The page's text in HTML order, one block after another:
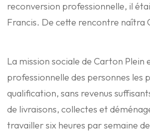
reconversion professionnelle, il
Francis. De cette rencontre naîtra
La mission sociale de Carton Plein
professionnelle des personnes les
qualification, sans revenus
de livraisons, collectes et
travailler six heures par semaine